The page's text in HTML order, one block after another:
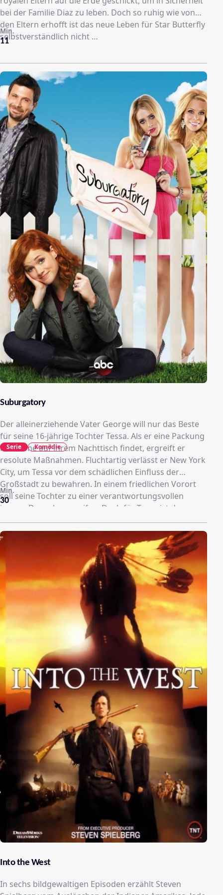
bei der Familie Diaz zu leben. Doch so ruhig wie von
den Eltern erhofft ist das neue Leben für Star Butterfly
selbstverständlich nicht …
11
Min.
Suburgatory
Der alleinerziehende Vater George will nur das Beste
für seine 16-jährige Tochter Tessa. Als er eine Packung
Kondome auf ihrem Nachttisch findet, ergreift er
resolute Maßnahmen. Fluchtartig verlässt er New York
City, um Tessa vor dem schädlichen Einfluss der
Großstadt zu bewahren. In einem friedlichen Vorort
soll seine Tochter zu einer verantwortungsvollen
jungen Dame heranreifen. Doch für Tessa ist der
Anblick der neuen Kunststoff-Welt – inklusive
übertrieben gepflegter Rasenflächen und mit Hilfe
plastischer Chirurgie üppig ausgestatteter
Nachbarinnen – ein Grauen.
30
Min.
Serie Komödie
Into the West
In sechs bildgewaltigen Episoden erzählt Steven